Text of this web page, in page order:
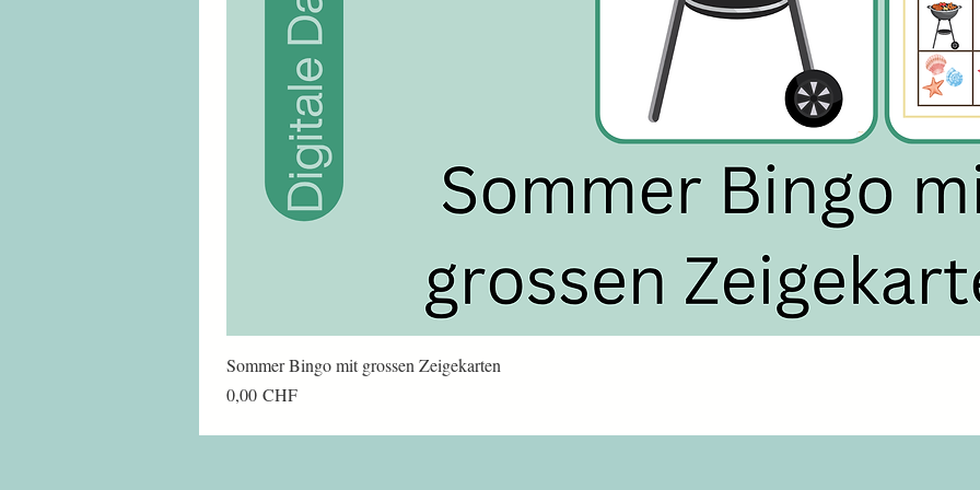
Sommer Bingo mit grossen Zeigekarten
Preis
0,00 CHF